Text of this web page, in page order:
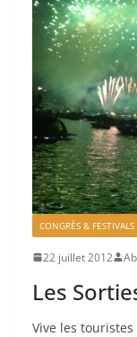
CONGRÈS & FESTIVALS
22 juillet 2012
Les
Vive les touristes